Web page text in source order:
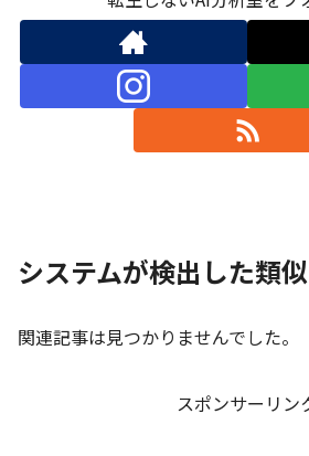
システムが検出した類
関連記事は見つかりませんでした。
スポンサーリン